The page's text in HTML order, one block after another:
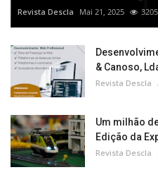
Revista Descla Mai 21, 2025 3205
& Canoso,
Revista Descla
Um milhão
Edição da
Revista Descla